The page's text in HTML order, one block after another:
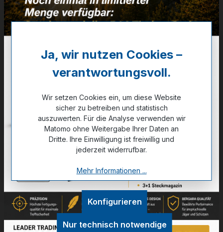
✔A04608
33,90 €
✔ Auf Lager
Noch kein Kunde?Registrieren Sie sich jetzt.
Technische Daten
GPSR Information
Ja, wir nutzen Cookies –
verantwortungsvoll.
Wir setzen Cookies ein, um diese Website
sicher zu betreiben und statistisch
auszuwerten. Für die Analyse verwenden wir
Matomo ohne Weitergabe Ihrer Daten an
Dritte. Ihre Einwilligung ist freiwillig und
jederzeit widerrufbar.
Mehr Informationen ...
Nur technisch notwendige
Konfigurieren